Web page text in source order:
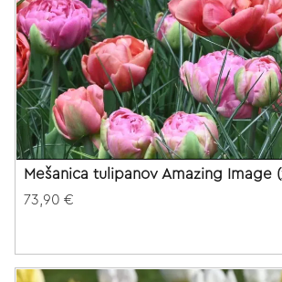
Mešanica tulipanov Amazing Image
73,90 €